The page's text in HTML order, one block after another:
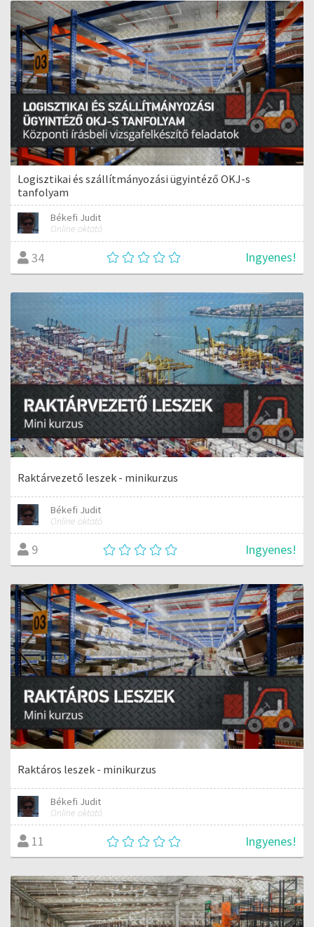
Logisztikai és szállítmányozási ügyintéző OKJ-s
tanfolyam
Békefi Judit
Online oktató
34 Ingyenes!
Raktárvezető leszek - minikurzus
Békefi Judit
Online oktató
9 Ingyenes!
Raktáros leszek - minikurzus
Békefi Judit
Online oktató
11 Ingyenes!